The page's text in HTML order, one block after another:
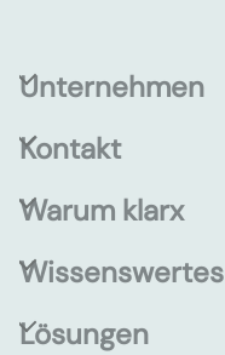
Unternehmen
Kontakt
Warum klarx
Wissenswertes
Lösungen